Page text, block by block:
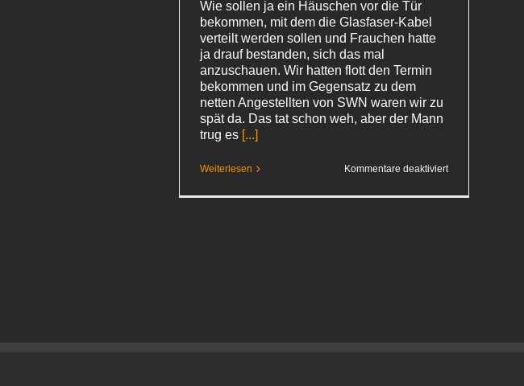
Wie sollen ja ein Häuschen vor die Tür
bekommen, mit dem die Glasfaser-Kabel
verteilt werden sollen und Frauchen hatte
ja drauf bestanden, sich das mal
anzuschauen. Wir hatten flott den Termin
bekommen und im Gegensatz zu dem
netten Angestellten von SWN waren wir zu
spät da. Das tat schon weh, aber der Mann
trug es [...]
Weiterlesen Kommentare deaktiviertfür